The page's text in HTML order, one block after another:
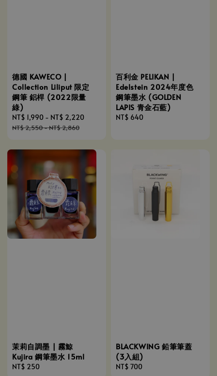
德國 KAWECO |
Collection Liliput 限定
鋼筆 鋁桿 (2022限量
綠)
Sale
price
NT$ 1,990 - NT$ 2,220
NT$ 2,550-NT$ 2,860
百利金 PELIKAN |
Edelstein 2024年度色
鋼筆墨水 (GOLDEN
LAPIS 青金石藍)
Regular
NT$ 640
茉莉自調墨 | 霧鯨
Kujira 鋼筆墨水 15ml
Regular
NT$ 250
BLACKWING 鉛筆筆蓋
(3入組)
Regular
NT$ 700